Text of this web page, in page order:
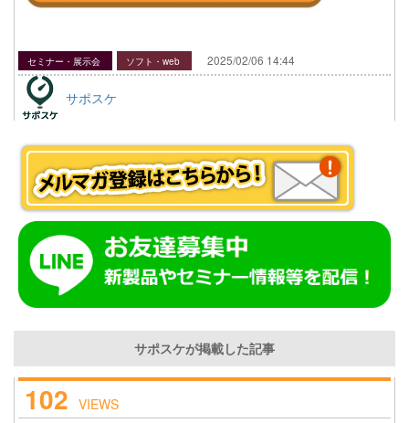
セミナー・展示会 ソフト・web 2025/02/06 14:44
サポスケ
サポスケが掲載した記事
102 VIEWS